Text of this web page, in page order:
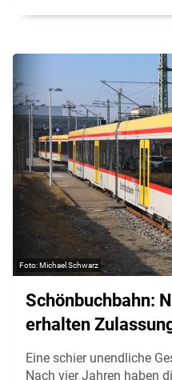
Michael Schwarz
Schönbuchbahn:
erhalten
Eine schier unendliche
Nach vier Jahren haben